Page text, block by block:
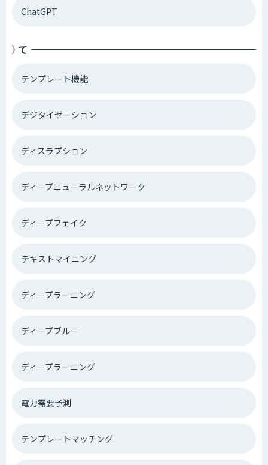
ChatGPT
て
テンプレート機能
デジタイゼーション
ディスラプション
ディープニューラルネットワーク
ディープフェイク
テキストマイニング
ディープラーニング
ディープブルー
ディープラーニング
電力需要予測
テンプレートマッチング